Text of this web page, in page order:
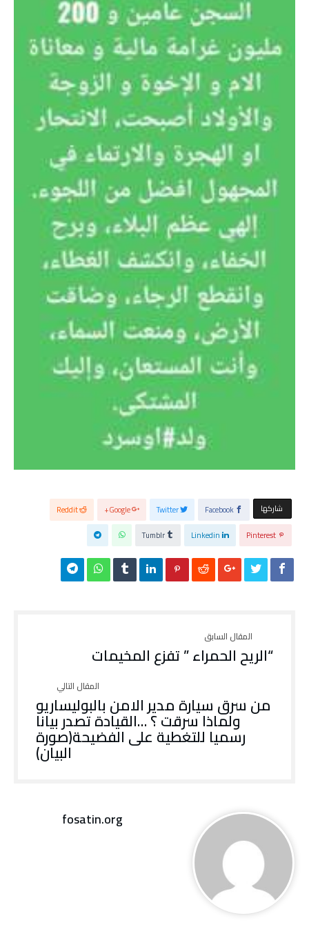
‫‫ شاركها‬ Facebook
Twitter
Google+
Reddit
Pinterest
Linkedin
Tumblr
“الريح الحمراء ” تفزع المخيمات
من سرق سيارة مدير الامن بالبوليساريو
ولماذا سرقت ؟ …القيادة تصدر بيانا
رسميا للتغطية على الفضيحة(صورة
البيان)
fosatin.org